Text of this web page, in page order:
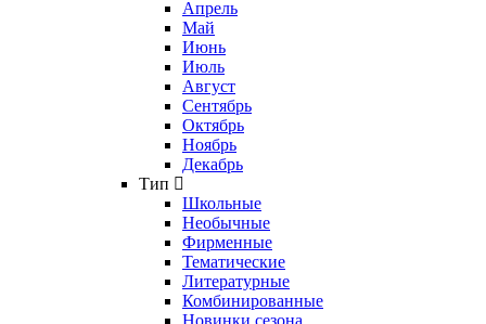
Апрель
Май
Июнь
Июль
Август
Сентябрь
Октябрь
Ноябрь
Декабрь
Тип
Школьные
Необычные
Фирменные
Тематические
Литературные
Комбинированные
Новинки сезона